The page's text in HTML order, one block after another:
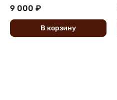
9 000 ₽
В корзину